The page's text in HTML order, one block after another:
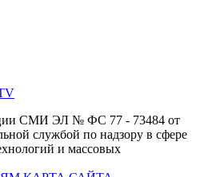
СМИ ЭЛ № ФС 77 - 73484 от
службой по надзору в сфере
и массовых